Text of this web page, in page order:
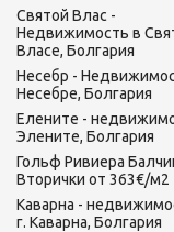
Святой Влас -
Недвижимость в
Власе, Болгария
Несебр -
Несебре, Болгария
Елените -
Элените, Болгария
Гольф Ривиера
Вторички от 363€/м2
Каварна -
г. Каварна, Болгария